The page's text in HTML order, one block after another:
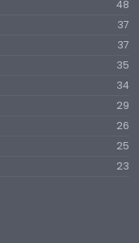
48
37
37
35
34
29
26
25
23